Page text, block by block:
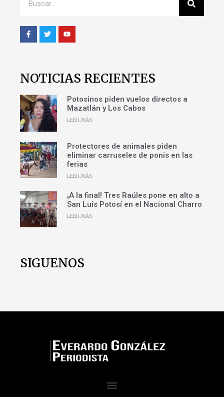
NOTICIAS RECIENTES
Potosinos piden vuelos directos a
Mazatlán y Los Cabos
LEER MÁS
Protectores de animales piden
eliminar carruseles de ponis en las
ferias
LEER MÁS
¡A la final! Tres Raúles pone en alto a
San Luis Potosí en el Nacional Charro
LEER MÁS
SIGUENOS